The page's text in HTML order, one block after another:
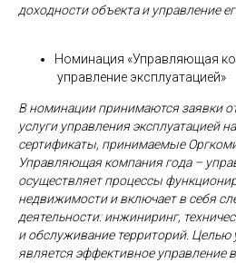
доходности объекта и управление
Номинация «Управляющая
управление эксплуатацией»
В номинации принимаются заявки
услуги управления эксплуатацией
сертификаты, принимаемые
Управляющая компания года –
осуществляет процессы
недвижимости и включает в себя
деятельности: инжиниринг,
и обслуживание территорий.
является эффективное управление